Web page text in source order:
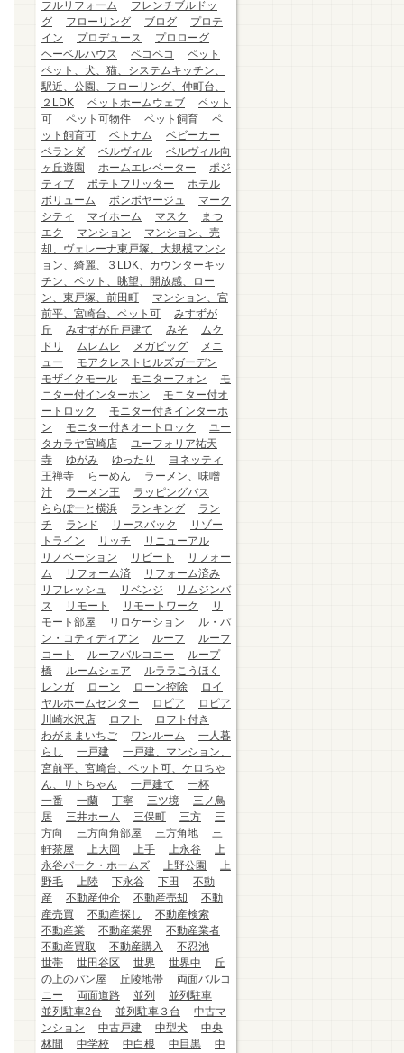
フルリフォーム
フレンチブルドッ
グ
フローリング ブログ
プロテ
イン
プロデュース
プロローグ
ヘーベルハウス
ペコペコ
ペット
ペット、犬、猫、システムキッチン、
駅近、公園、フローリング、仲町台、
２LDK
ペットホームウェブ
ペット
可
ペット可物件 ペット飼育
ペ
ット飼育可
ベトナム
ベビーカー
ベランダ
ベルヴィル
ベルヴィル向
ヶ丘遊園
ホームエレベーター
ポジ
ティブ
ポテトフリッター
ホテル
ボリューム
ボンボヤージュ
マーク
シティ
マイホーム マスク
まつ
エク
マンション
マンション、売
却、ヴェレーナ東戸塚、大規模マンシ
ョン、綺麗、３LDK、カウンターキッ
チン、ペット、眺望、開放感、ロー
ン、東戸塚、前田町
マンション、宮
前平、宮崎台、ペット可
みすずが
丘
みすずが丘戸建て みそ
ムク
ドリ
ムレムレ メガビッグ
メニ
ュー
モアクレストヒルズガーデン
モザイクモール
モニターフォン
モ
ニター付インターホン
モニター付オ
ートロック
モニター付きインターホ
ン
モニター付きオートロック
ユー
タカラヤ宮崎店
ユーフォリア祐天
寺
ゆがみ ゆったり
ヨネッティ
王禅寺
らーめん
ラーメン、味噌
汁
ラーメン王
ラッピングバス
ららぽーと横浜
ランキング
ラン
チ
ランド リースバック
リゾー
トライン
リッチ
リニューアル
リノベーション
リピート
リフォー
ム
リフォーム済
リフォーム済み
リフレッシュ
リベンジ
リムジンバ
ス
リモート リモートワーク
リ
モート部屋
リロケーション
ル・パ
ン・コティディアン
ルーフ
ルーフ
コート
ルーフバルコニー
ループ
橋
ルームシェア
ルララこうほく
レンガ
ローン ローン控除
ロイ
ヤルホームセンター
ロピア
ロピア
川崎水沢店
ロフト
ロフト付き
わがままいちご
ワンルーム
一人暮
らし
一戸建
一戸建、マンション、
宮前平、宮崎台、ペット可、ケロちゃ
ん、サトちゃん
一戸建て
一杯
一番
一蘭 丁寧 三ツ境
三ノ鳥
居
三井ホーム 三保町 三方
三
方向
三方向角部屋 三方角地
三
軒茶屋
上大岡 上手 上永谷
上
永谷パーク・ホームズ
上野公園
上
野毛
上陸 下永谷 下田
不動
産
不動産仲介 不動産売却
不動
産売買
不動産探し
不動産検索
不動産業
不動産業界
不動産業者
不動産買取
不動産購入
不忍池
世帯
世田谷区 世界 世界中
丘
の上のパン屋
丘陵地帯
両面バルコ
ニー
両面道路 並列
並列駐車
並列駐車2台
並列駐車３台
中古マ
ンション
中古戸建 中型犬
中央
林間
中学校 中白根 中目黒
中